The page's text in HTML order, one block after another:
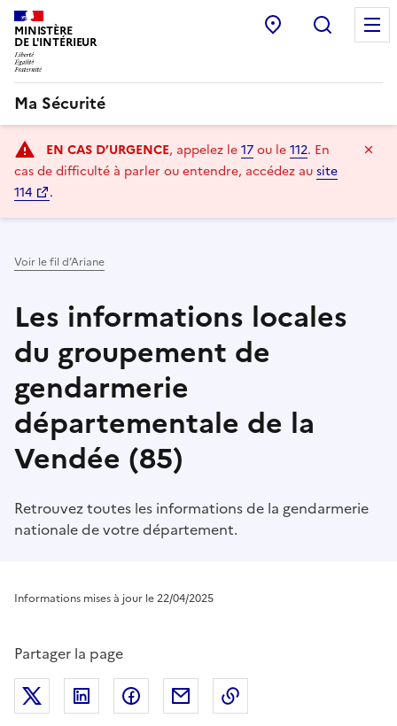
MINISTÈRE
DE L'INTÉRIEUR
Point d’accueil
Ma Sécurité
principaleEN CAS D’URGENCE, appelez le17ou le112. En
cas de difficulté à parler ou entendre, accédez ausite
114
.
Voir le fil d’Ariane
Les informations locales
du groupement de
gendarmerie
départementale de la
Vendée (85)
Retrouvez toutes les informations de la gendarmerie
nationale de votre département.
Informations mises à jour le 22/04/2025
Partager la page
Partager sur Twitter
Partager sur LinkedIn
Partager sur Facebook
Partager par mail